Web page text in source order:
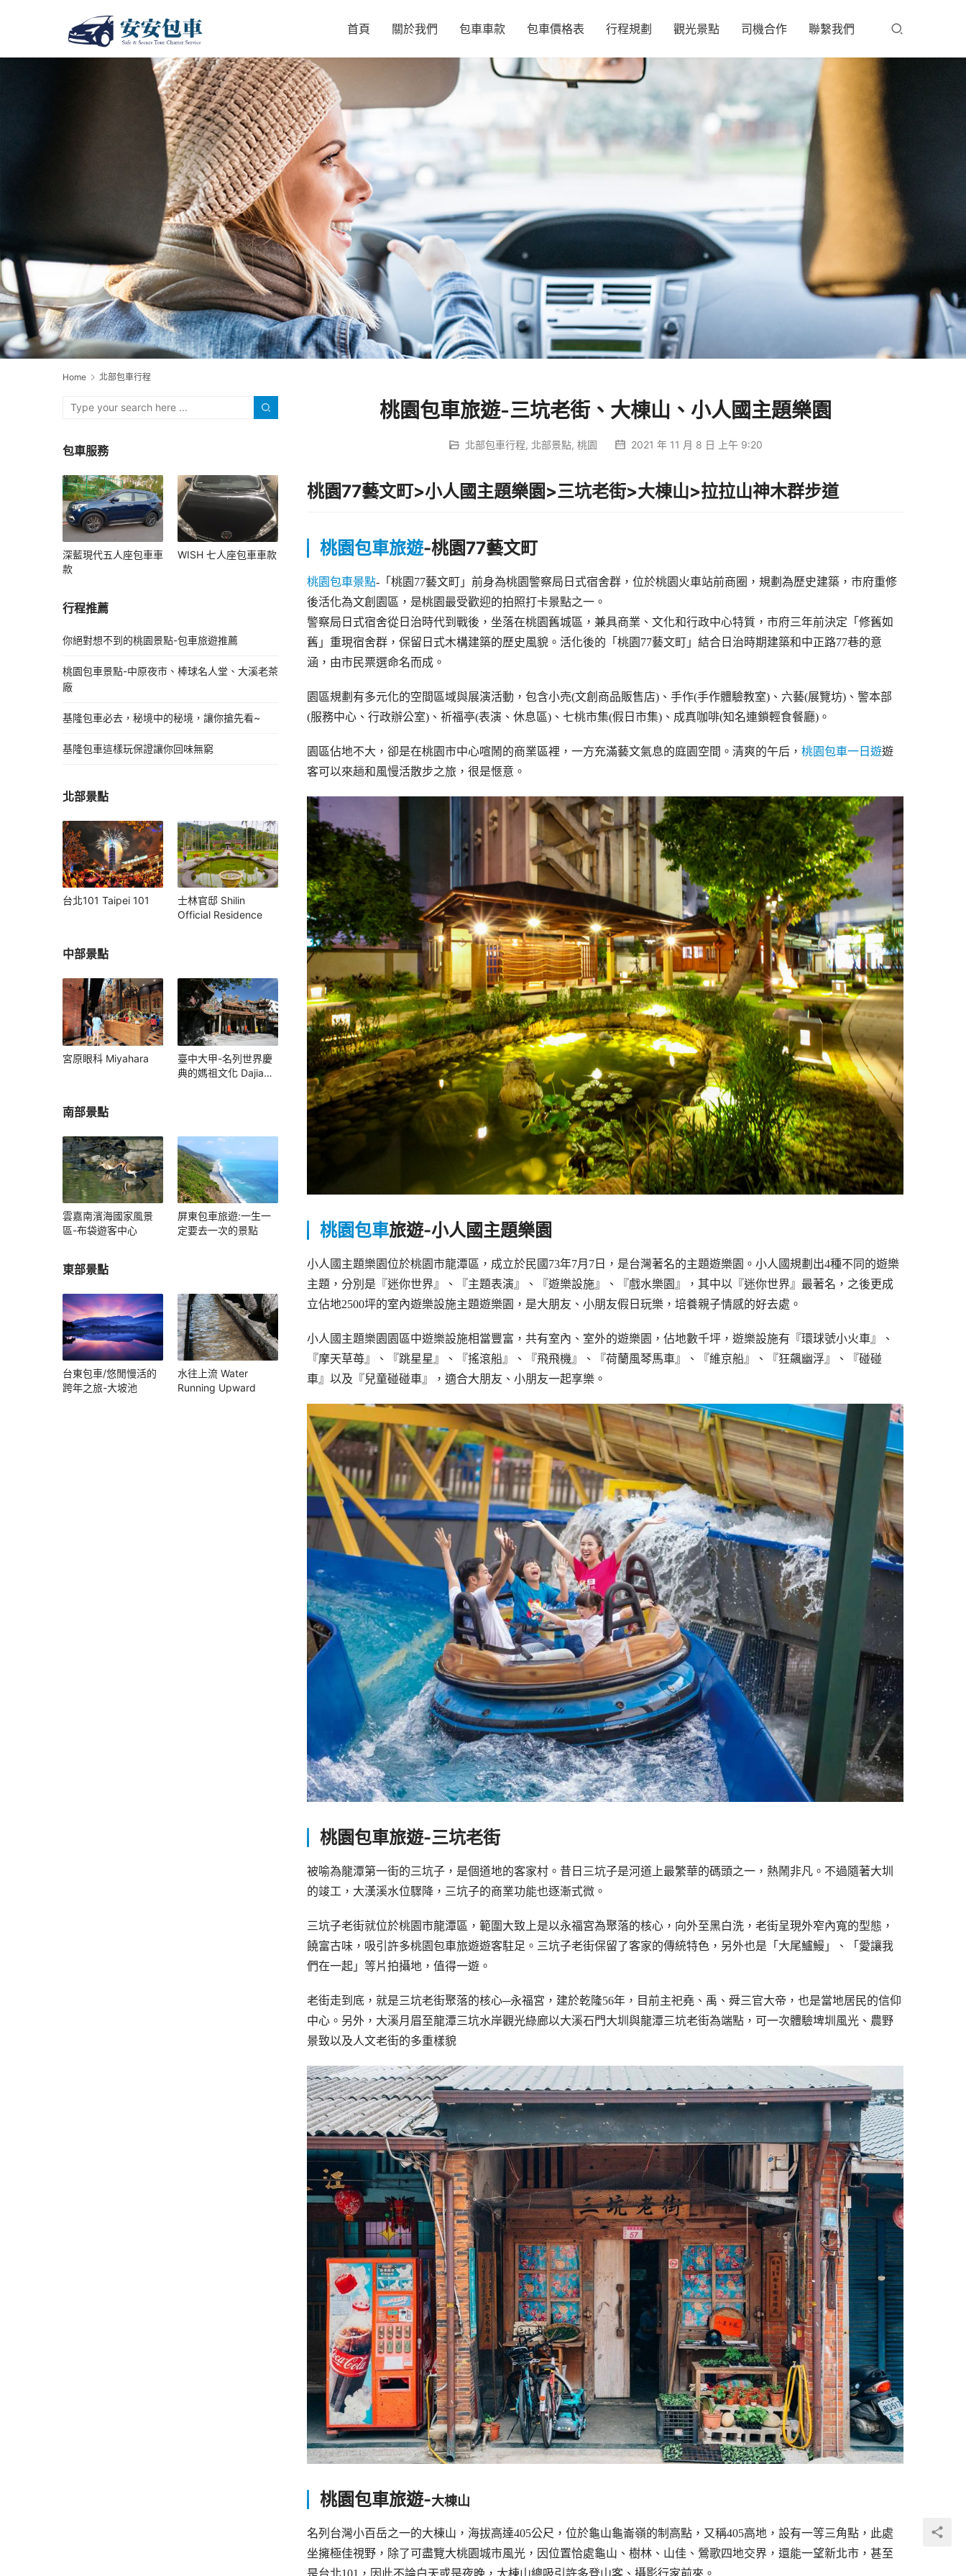
首頁 關於我們 包車車款 包車價格表 行程規劃 觀光景點 司機合作 聯繫我們
Home 北部包車行程
桃園包車旅遊-三坑老街、大棟山、小人國主題樂園
北部包車行程, 北部景點, 桃園 2021 年 11 月 8 日 上午 9:20
桃園77藝文町>小人國主題樂園>三坑老街>大棟山>拉拉山神木群步道
桃園包車旅遊-桃園77藝文町
桃園包車景點-「桃園77藝文町」前身為桃園警察局日式宿舍群，位於桃園火車站前商圈，規劃為歷史建築，市府重修
後活化為文創園區，是桃園最受歡迎的拍照打卡景點之一。
警察局日式宿舍從日治時代到戰後，坐落在桃園舊城區，兼具商業、文化和行政中心特質，市府三年前決定「修舊如
舊」重現宿舍群，保留日式木構建築的歷史風貌。活化後的「桃園77藝文町」結合日治時期建築和中正路77巷的意
涵，由市民票選命名而成。
園區規劃有多元化的空間區域與展演活動，包含小売(文創商品販售店)、手作(手作體驗教室)、六藝(展覽坊)、警本部
(服務中心、行政辦公室)、祈福亭(表演、休息區)、七桃市集(假日市集)、成真咖啡(知名連鎖輕食餐廳)。
園區佔地不大，卻是在桃園市中心喧鬧的商業區裡，一方充滿藝文氣息的庭園空間。清爽的午后， 桃園包車一日遊遊
客可以來趟和風慢活散步之旅，很是愜意。
桃園包車旅遊-小人國主題樂園
小人國主題樂園位於桃園市龍潭區，成立於民國73年7月7日，是台灣著名的主題遊樂園。小人國規劃出4種不同的遊樂
主題，分別是『迷你世界』、『主題表演』、『遊樂設施』、『戲水樂園』，其中以『迷你世界』最著名，之後更成
立佔地2500坪的室內遊樂設施主題遊樂園，是大朋友、小朋友假日玩樂，培養親子情感的好去處。
小人國主題樂園園區中遊樂設施相當豐富，共有室內、室外的遊樂園，佔地數千坪，遊樂設施有『環球號小火車』、
『摩天草苺』、『跳星星』、『搖滾船』、『飛飛機』、『荷蘭風琴馬車』、『維京船』、『狂飆幽浮』、『碰碰
車』以及『兒童碰碰車』，適合大朋友、小朋友一起享樂。
桃園包車旅遊-三坑老街
被喻為龍潭第一街的三坑子，是個道地的客家村。昔日三坑子是河道上最繁華的碼頭之一，熱鬧非凡。不過隨著大圳
的竣工，大漢溪水位驟降，三坑子的商業功能也逐漸式微。
三坑子老街就位於桃園市龍潭區，範圍大致上是以永福宮為聚落的核心，向外至黑白洗，老街呈現外窄內寬的型態，
饒富古味，吸引許多桃園包車旅遊遊客駐足。三坑子老街保留了客家的傳統特色，另外也是「大尾鱸鰻」、「愛讓我
們在一起」等片拍攝地，值得一遊。
老街走到底，就是三坑老街聚落的核心─永福宮，建於乾隆56年，目前主祀堯、禹、舜三官大帝，也是當地居民的信仰
中心。另外，大溪月眉至龍潭三坑水岸觀光綠廊以大溪石門大圳與龍潭三坑老街為端點，可一次體驗埤圳風光、農野
景致以及人文老街的多重樣貌
桃園包車旅遊-大棟山
名列台灣小百岳之一的大棟山，海拔高達405公尺，位於龜山龜崙嶺的制高點，又稱405高地，設有一等三角點，此處
坐擁極佳視野，除了可盡覽大桃園城市風光，因位置恰處龜山、樹林、山佳、鶯歌四地交界，還能一望新北市，甚至
是台北101，因此不論白天或是夜晚，大棟山總吸引許多登山客、攝影行家前來。
包車服務
深藍現代五人座包車車
款
WISH 七人座包車車款
行程推薦
你絕對想不到的桃園景點-包車旅遊推薦
桃園包車景點-中原夜市、棒球名人堂、大溪老茶
廠
基隆包車必去，秘境中的秘境，讓你搶先看~
基隆包車這樣玩保證讓你回味無窮
北部景點
台北101 Taipei 101
士林官邸 Shilin
Official Residence
中部景點
宮原眼科 Miyahara
臺中大甲-名列世界慶
典的媽祖文化 Dajia
南部景點
雲嘉南濱海國家風景
區-布袋遊客中心
屏東包車旅遊:一生一
定要去一次的景點
東部景點
台東包車/悠閒慢活的
跨年之旅-大坡池
水往上流 Water
Running Upward